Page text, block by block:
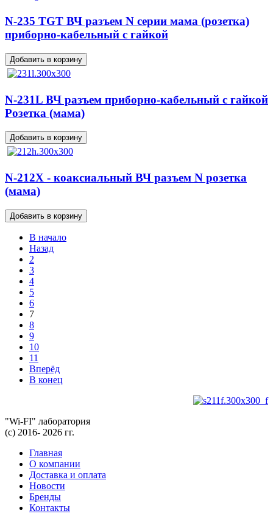
N-235 TGT ВЧ разъем N серии мама (розетка)
приборно-кабельный с гайкой
N-231L ВЧ разъем приборно-кабельный с гайкой
Розетка (мама)
N-212X - коаксиальный ВЧ разъем N розетка
(мама)
В начало
Назад
2
3
4
5
6
7
8
9
10
11
Вперёд
В конец
"Wi-FI" лаборатория
(с) 2016- 2026 гг.
Главная
О компании
Доставка и оплата
Новости
Бренды
Контакты